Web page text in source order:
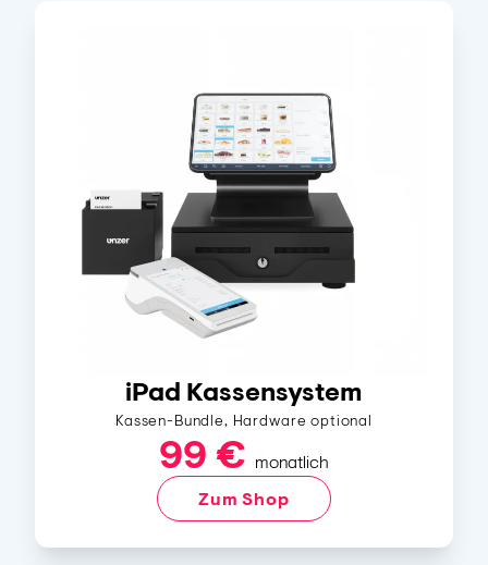
iPad Kassensystem
Kassen-Bundle, Hardware optional
99 € monatlich
Zum Shop